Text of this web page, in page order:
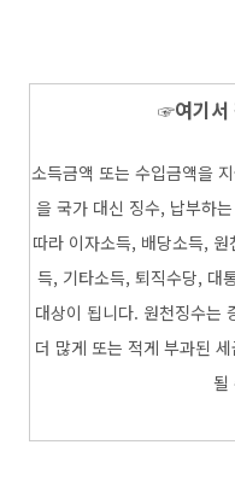
☞여기
소득금액 또는 수입금액을
을 국가 대신 징수, 납부하
따라 이자소득, 배당소득,
득, 기타소득, 퇴직수당, 대
대상이 됩니다. 원천징수는
더 많게 또는 적게 부과된
될